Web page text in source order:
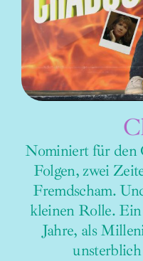
Nominiert für den
Folgen, zwei
Fremdscham.
kleinen Rolle.
Jahre, als